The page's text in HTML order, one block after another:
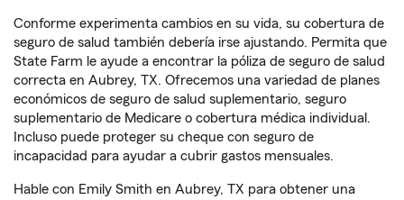
Conforme experimenta cambios en su vida, su cobertura de
seguro de salud también debería irse ajustando. Permita que
State Farm le ayude a encontrar la póliza de seguro de salud
correcta en Aubrey, TX. Ofrecemos una variedad de planes
económicos de seguro de salud suplementario, seguro
suplementario de Medicare o cobertura médica individual.
Incluso puede proteger su cheque con seguro de
incapacidad para ayudar a cubrir gastos mensuales.
Hable con Emily Smith en Aubrey, TX para obtener una